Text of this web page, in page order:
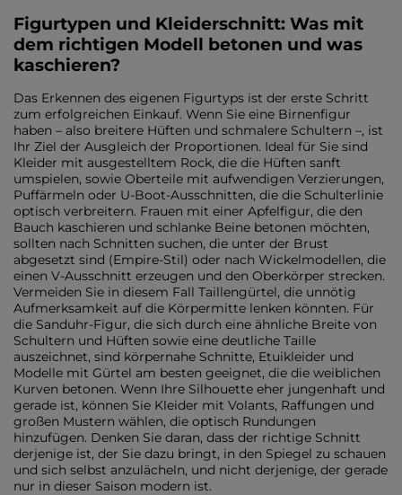
Figurtypen und Kleiderschnitt: Was mit
dem richtigen Modell betonen und was
kaschieren?
Das Erkennen des eigenen Figurtyps ist der erste Schritt
zum erfolgreichen Einkauf. Wenn Sie eine Birnenfigur
haben – also breitere Hüften und schmalere Schultern –, ist
Ihr Ziel der Ausgleich der Proportionen. Ideal für Sie sind
Kleider mit ausgestelltem Rock, die die Hüften sanft
umspielen, sowie Oberteile mit aufwendigen Verzierungen,
Puffärmeln oder U-Boot-Ausschnitten, die die Schulterlinie
optisch verbreitern. Frauen mit einer Apfelfigur, die den
Bauch kaschieren und schlanke Beine betonen möchten,
sollten nach Schnitten suchen, die unter der Brust
abgesetzt sind (Empire-Stil) oder nach Wickelmodellen, die
einen V-Ausschnitt erzeugen und den Oberkörper strecken.
Vermeiden Sie in diesem Fall Taillengürtel, die unnötig
Aufmerksamkeit auf die Körpermitte lenken könnten. Für
die Sanduhr-Figur, die sich durch eine ähnliche Breite von
Schultern und Hüften sowie eine deutliche Taille
auszeichnet, sind körpernahe Schnitte, Etuikleider und
Modelle mit Gürtel am besten geeignet, die die weiblichen
Kurven betonen. Wenn Ihre Silhouette eher jungenhaft und
gerade ist, können Sie Kleider mit Volants, Raffungen und
großen Mustern wählen, die optisch Rundungen
hinzufügen. Denken Sie daran, dass der richtige Schnitt
derjenige ist, der Sie dazu bringt, in den Spiegel zu schauen
und sich selbst anzulächeln, und nicht derjenige, der gerade
nur in dieser Saison modern ist.